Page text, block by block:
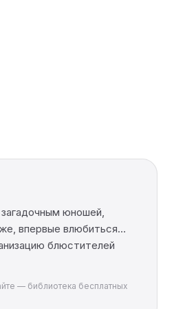
юношей,
впервые влюбиться…
блюстителей
— библиотека бесплатных